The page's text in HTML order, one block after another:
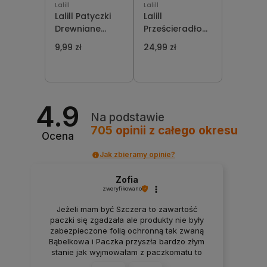
Lalill
Lalill Patyczki
Drewniane
100szt
9,99 zł
Lalill
Lalill
Prześcieradło
Włókniowe
60cm x 50m
24,99 zł
4.9
Ocena
Na podstawie
705 opinii z całego okresu
Jak zbieramy opinie?
Zofia
zweryfikowano
Jeżeli mam być Szczera to zawartość
paczki się zgadzała ale produkty nie były
zabezpieczone folią ochronną tak zwaną
Bąbelkowa i Paczka przyszła bardzo złym
stanie jak wyjmowałam z paczkomatu to